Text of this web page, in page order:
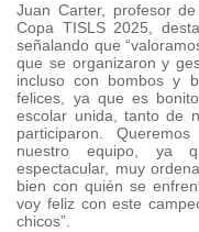
Juan Carter, profesor
Copa TISLS 2025,
señalando que
que se organizaron y
incluso con bombos y
felices, ya que es
escolar unida, tanto de
participaron.
nuestro equipo, ya
espectacular, muy
bien con quién se
voy feliz con este
chicos”.